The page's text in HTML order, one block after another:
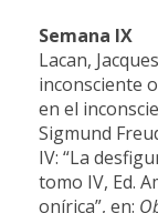
Semana IX
Lacan,
inconsciente
en el
Sigmund
IV: “La
tomo IV, Ed.
onírica”, en: